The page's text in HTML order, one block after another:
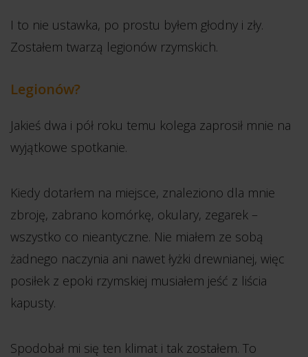
I to nie ustawka, po prostu byłem głodny i zły.
Zostałem twarzą legionów rzymskich.
Legionów?
Jakieś dwa i pół roku temu kolega zaprosił mnie na
wyjątkowe spotkanie.
Kiedy dotarłem na miejsce, znaleziono dla mnie
zbroję, zabrano komórkę, okulary, zegarek –
wszystko co nieantyczne. Nie miałem ze sobą
żadnego naczynia ani nawet łyżki drewnianej, więc
posiłek z epoki rzymskiej musiałem jeść z liścia
kapusty.
Spodobał mi się ten klimat i tak zostałem. To